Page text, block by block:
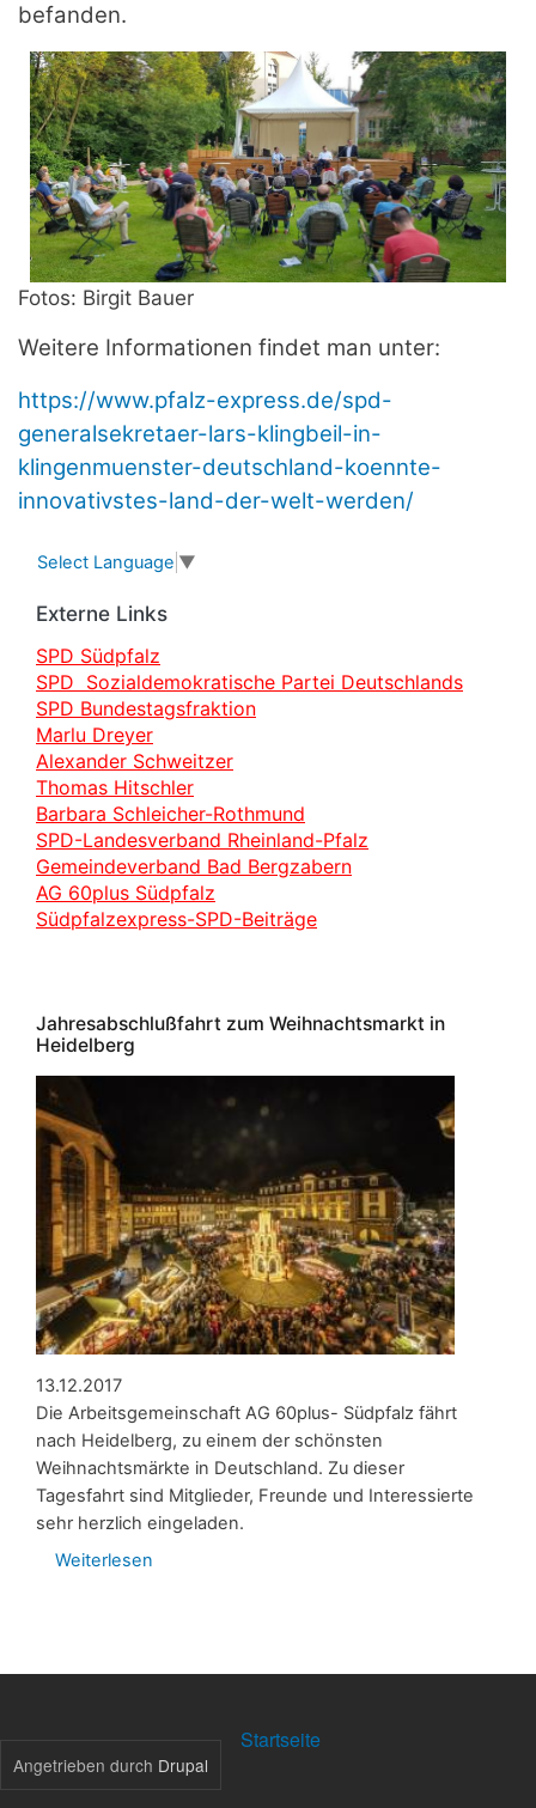
befanden.
Fotos: Birgit Bauer
Weitere Informationen findet man unter:
https://www.pfalz-express.de/spd-
generalsekretaer-lars-klingbeil-in-
klingenmuenster-deutschland-koennte-
innovativstes-land-der-welt-werden/
Select Language ▼
Externe Links
SPD Südpfalz
SPD Sozialdemokratische Partei Deutschlands
SPD Bundestagsfraktion
Marlu Dreyer
Alexander Schweitzer
Thomas Hitschler
Barbara Schleicher-Rothmund
SPD-Landesverband Rheinland-Pfalz
Gemeindeverband Bad Bergzabern
AG 60plus Südpfalz
Südpfalzexpress-SPD-Beiträge
Jahresabschlußfahrt zum Weihnachtsmarkt in
Heidelberg
13.12.2017
Die Arbeitsgemeinschaft AG 60plus- Südpfalz fährt
nach Heidelberg, zu einem der schönsten
Weihnachtsmärkte in Deutschland. Zu dieser
Tagesfahrt sind Mitglieder, Freunde und Interessierte
sehr herzlich eingeladen.
Weiterlesen
in
Angetrieben durch Drupal
FOOTER
MENU
Startseite